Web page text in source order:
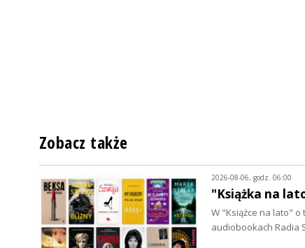
Zobacz także
2026-08-06, godz. 06:00
"Książka na
W "Książce na lato"
audiobookach Radia